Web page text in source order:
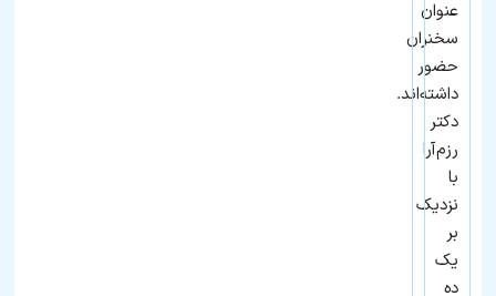
عنوان
سخنران
حضور
داشته‌اند.
دکتر
رزم‌آرا
با
نزدیک
بر
یک
ده